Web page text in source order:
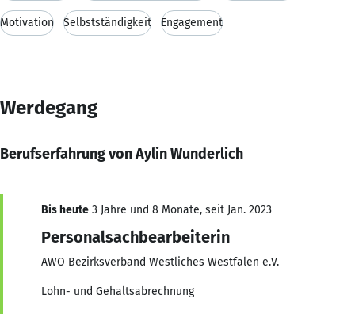
Motivation Selbstständigkeit Engagement
Werdegang
Berufserfahrung von Aylin Wunderlich
Bis heute 3 Jahre und 8 Monate, seit Jan. 2023
Personalsachbearbeiterin
AWO Bezirksverband Westliches Westfalen e.V.
Lohn- und Gehaltsabrechnung